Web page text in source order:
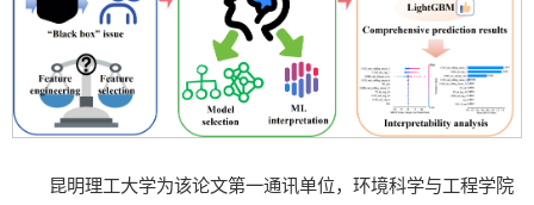
昆明理工大学为该论文第一通讯单位，环境科学与工程学院